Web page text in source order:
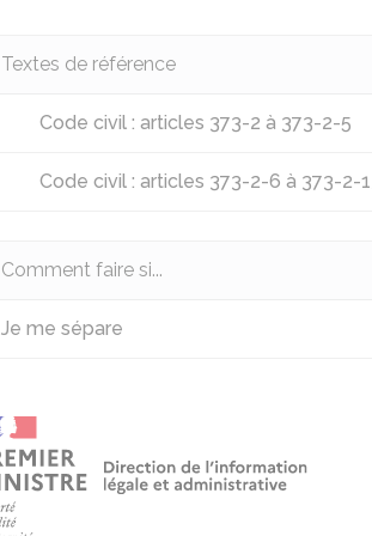
Textes de référence
Code civil : articles 373-2 à 373-2-5
Code civil : articles 373-2-6 à 373-2-
Comment faire si...
Je me sépare